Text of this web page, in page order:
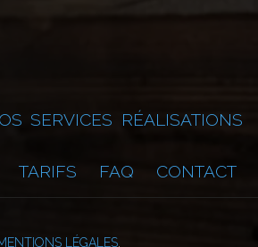
SERVICES RÉALISATIONS
TARIFS FAQ CONTACT
LÉGALES.